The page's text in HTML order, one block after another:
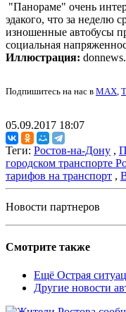
"Панораме" очень
эдакого, что за неделю
изношенные автобусы
социальная
Иллюстрация:
Подпишитесь на нас в MAX,
05.09.2017 18:07
Теги: Ростов-на-Дону ,
городском транспорте
тарифов на транспорт ,
Новости партнеров
Смотрите также
Ещё Острая
Другие новости